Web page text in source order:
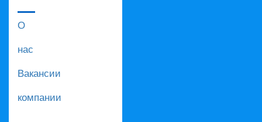
О
нас
Вакансии
компании